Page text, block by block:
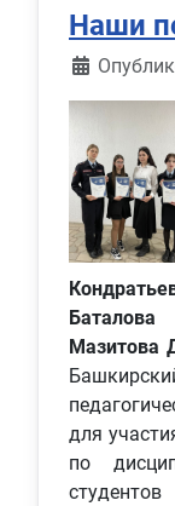
Наши
Мазитова
для
по